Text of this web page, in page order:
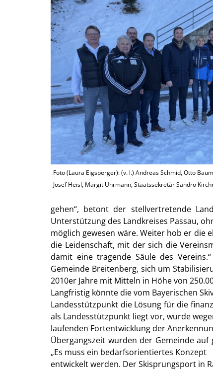
Foto (Laura Eigsperger): (v. l.) Andreas Schmid, Otto
Josef Heisl, Margit Uhrmann, Staatssekretär Sandro
gehen“, betont der stellvertretende
Unterstützung des Landkreises Passau,
möglich gewesen wäre. Weiter hob er
die Leidenschaft, mit der sich die
damit eine tragende Säule des
Gemeinde Breitenberg, sich um
2010er Jahre mit Mitteln in Höhe von
Langfristig könnte die vom Bayerischen
Landesstützpunkt die Lösung für die
als Landesstützpunkt liegt vor, wurde
laufenden Fortentwicklung der
Übergangszeit wurden der Gemeinde
Es muss ein bedarfsorientiertes Konzept
entwickelt werden. Der Skisprungsport in